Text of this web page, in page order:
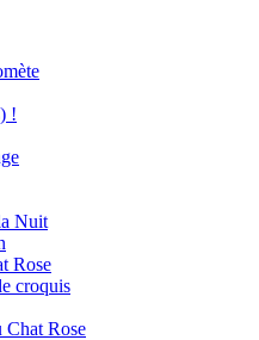
!
Nuit
Rose
croquis
Chat Rose